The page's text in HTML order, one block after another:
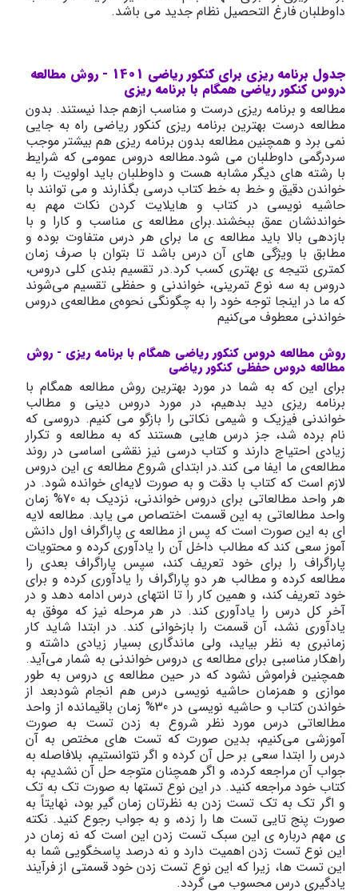
داوطلبان فارغ التحصیل نظام جدید می باشد.
جدول برنامه ریزی برای کنکور ریاضی 1401 - روش مطالعه
دروس کنکور ریاضی همگام با برنامه ریزی
مطالعه و برنامه ریزی درست و مناسب ازهم جدا نیستند. بدون
مطالعه درست بهترین برنامه ریزی کنکور ریاضی راه به جایی
نمی برد و همچنین مطالعه بدون برنامه ریزی هم بیشتر موجب
سردرگمی داوطلبان می شود.مطالعه دروس عمومی که شرایط
با رشته های دیگر مشابه هست و داوطلبان باید اولویت را به
خواندن دقیق و خط به خط کتاب درسی بگذارند و می توانند با
حاشیه نویسی در کتاب و هایلایت کردن نکات مهم به
خواندنشان عمق ببخشند.برای مطالعه ی مناسب و کارا و با
بازدهی بالا باید مطالعه ی ما برای هر درس متفاوت بوده و
مطابق با ویژگی های آن درس باشد تا بتوان با صرف زمان
کمتری نتیجه ی بهتری کسب کرد.در تقسیم بندی کلی دروس،
دروس به سه نوع تمرینی، خواندنی و حفظی تقسیم می‌شوند
که ما در اینجا توجه خود را به چگونگی نحوه‌ی مطالعه‌ی دروس
خواندنی معطوف می‌کنیم
روش مطالعه دروس کنکور ریاضی همگام با برنامه ریزی - روش
مطالعه دروس حفظی کنکور ریاضی
برای این که به شما در مورد بهترین روش مطالعه همگام با
برنامه ریزی دید بدهیم، در مورد دروس دینی و مطالب
خواندنی فیزیک و شیمی نکاتی را بازگو می کنیم. دروسی که
نام برده شد، جز درس هایی هستند که به مطالعه و تکرار
زیادی احتیاج دارند و کتاب درسی نیز نقشی اساسی در روند
مطالعه‌ی ما ایفا می کند.در ابتدای شروع مطالعه ی این دروس
لازم است که کتاب با دقت و به صورت لایه‌ای خوانده شود. در
هر واحد مطالعاتی برای دروس خواندنی، نزدیک به 70% زمان
واحد مطالعاتی به این قسمت اختصاص می یابد. مطالعه لایه
ای به این صورت است که پس از مطالعه ی پاراگراف اول دانش
آموز سعی کند که مطالب داخل آن را یادآوری کرده و محتویات
پاراگراف را برای خود تعریف کند، سپس پاراگراف بعدی را
مطالعه کرده و مطالب هر دو پاراگراف را یادآوری کرده و برای
خود تعریف کند، و همین کار را تا انتهای درس ادامه دهد و در
آخر کل درس را یادآوری کند. در هر مرحله نیز که موفق به
یادآوری نشد، آن قسمت را بازخوانی کند. در ابتدا شاید کار
زمانبری به نظر بیاید، ولی ماندگاری بسیار زیادی داشته و
راهکار مناسبی برای مطالعه ی دروس خواندنی به شمار می‌آید.
همچنین فراموش نشود که در حین مطالعه ی دروس به طور
موازی و همزمان حاشیه نویسی درس هم انجام شودبعد از
خواندن کتاب و حاشیه نویسی در 30% زمان باقیمانده از واحد
مطالعاتی درس مورد نظر شروع به زدن تست به صورت
آموزشی می‌کنیم، بدین صورت که تست های مختص به آن
درس را ابتدا سعی بر حل آن کرده و اگر نتوانستیم، بلافاصله به
جواب آن مراجعه کرده، و اگر همچنان متوجه حل آن نشدیم، به
کتاب خود مراجعه کنید. در این نوع تستها به صورت تک به تک
و اگر تک به تک تست زدن به نظرتان زمان گیر بود، نهایتاً به
صورت پنج تایی تست ها را زده، و به جواب رجوع کنید. نکته
ی مهم درباره ی این سبک تست زدن این است که نه زمان در
این نوع تست زدن اهمیت دارد و نه درصد پاسخگویی شما به
این تست ها، زیرا که این نوع تست زدن خود قسمتی از فرآیند
یادگیری درس محسوب می گردد.